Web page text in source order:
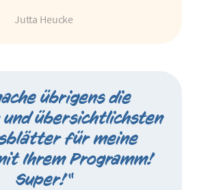
Jutta Heucke
übrigens die
und übersichtlichsten
für meine
Ihrem Programm!
Super!“